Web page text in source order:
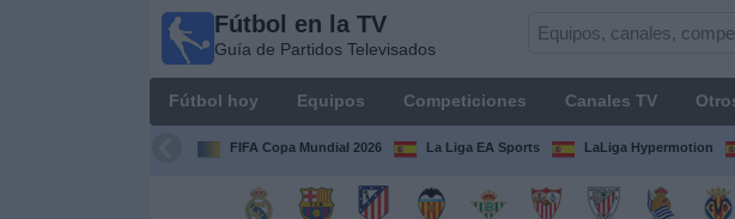
Fútbol en la TV
Guía de Partidos Televisados
Fútbol hoy Equipos Competiciones Canales TV
FIFA Copa Mundial 2026 La Liga EA Sports LaLiga Hypermotion